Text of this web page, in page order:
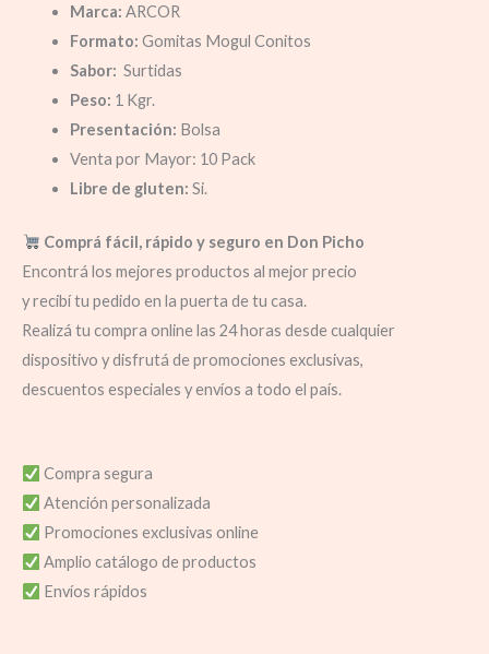
Marca: ARCOR
Formato: Gomitas Mogul Conitos
Sabor: Surtidas
Peso: 1 Kgr.
Presentación: Bolsa
Venta por Mayor: 10 Pack
Libre de gluten: Si.
Comprá fácil, rápido y seguro en Don Picho
Encontrá los mejores productos al mejor precio
y recibí tu pedido en la puerta de tu casa.
Realizá tu compra online las 24 horas desde cualquier
dispositivo y disfrutá de promociones exclusivas,
descuentos especiales y envíos a todo el país.
Compra segura
Atención personalizada
Promociones exclusivas online
Amplio catálogo de productos
Envíos rápidos